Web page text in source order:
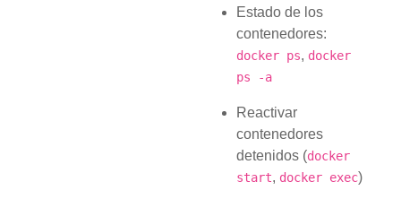
Estado de los
contenedores:
docker ps, docker
ps -a
Reactivar
contenedores
detenidos (docker
start, docker exec)